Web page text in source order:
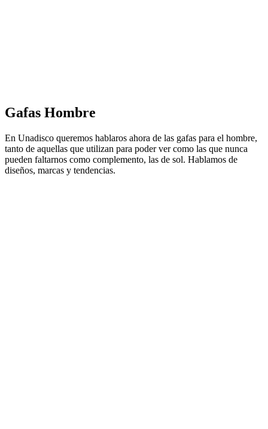
Gafas Hombre
En Unadisco queremos hablaros ahora de las gafas para el hombre,
tanto de aquellas que utilizan para poder ver como las que nunca
pueden faltarnos como complemento, las de sol. Hablamos de
diseños, marcas y tendencias.